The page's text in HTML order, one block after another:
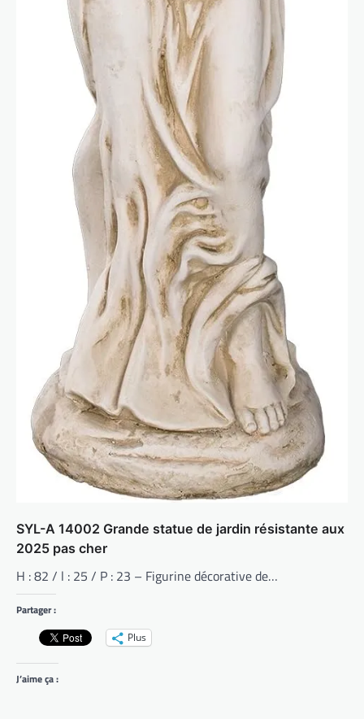
SYL-A 14002 Grande statue de jardin résistante aux
2025 pas cher
H : 82 / l : 25 / P : 23 – Figurine décorative de…
Partager :
Plus
J’aime ça :